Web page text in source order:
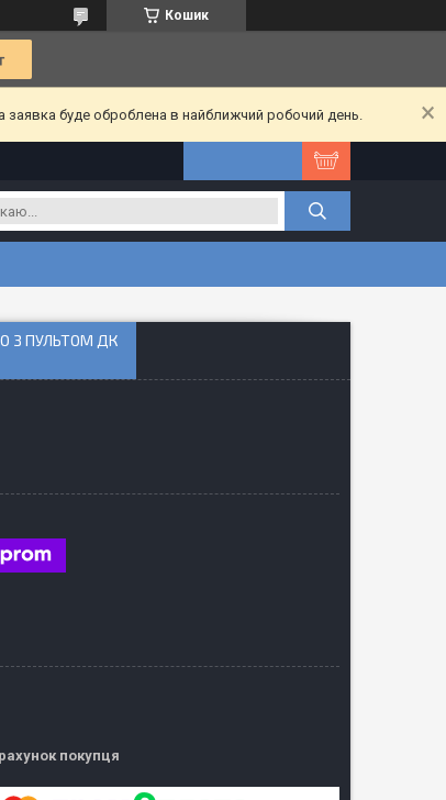
Кошик
заявка буде оброблена в найближчий робочий день.
З ПУЛЬТОМ ДК
покупця